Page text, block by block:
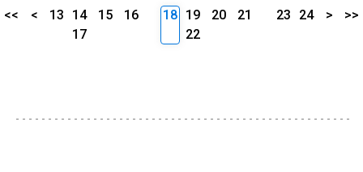
<< < 13 14 15
16
17
18 19 20
21
22
23 24 > >>